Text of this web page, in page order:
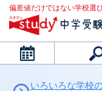
偏差値だけではない学校選
カレンダー
いろいろな学校